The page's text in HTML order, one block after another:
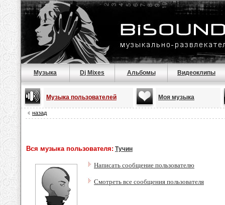
Музыка Dj Mixes Альбомы Видеоклипы
Музыка пользователей Моя музыка
назад
Вся музыка пользователя: Тучин
Написать сообщение пользователю
Смотреть все сообщения пользователя